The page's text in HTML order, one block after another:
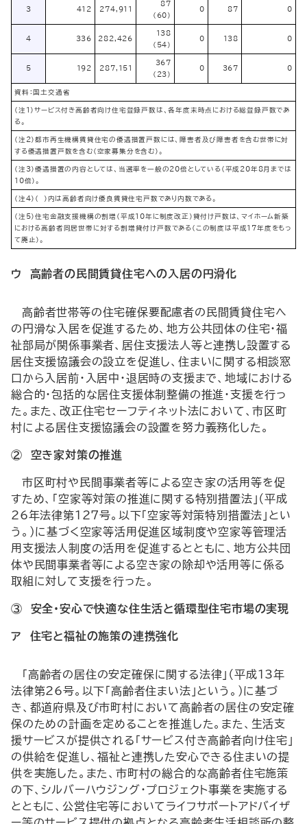
3 412 274,911
87
（60）
0 87 0
4 336 282,426
138
（54）
0 138 0
5 192 287,151
367
（23）
0 367 0
資料：国土交通省
（注1）サービス付き高齢者向け住宅登録戸数は、各年度末時点における総登録戸数であ
る。
（注2）都市再生機構賃貸住宅の優遇措置戸数には、障害者及び障害者を含む世帯に対
する優遇措置戸数を含む（空家募集分を含む）。
（注3）優遇措置の内容としては、当選率を一般の20倍としている（平成20年8月までは
10倍）。
（注4）（ ）内は高齢者向け優良賃貸住宅戸数であり内数である。
（注5）住宅金融支援機構の割増（平成10年に制度改正）貸付け戸数は、マイホーム新築
における高齢者同居世帯に対する割増貸付け戸数である（この制度は平成17年度をもっ
て廃止）。
ウ 高齢者の民間賃貸住宅への入居の円滑化
高齢者世帯等の住宅確保要配慮者の民間賃貸住宅へ
の円滑な入居を促進するため、地方公共団体の住宅・福
祉部局が関係事業者、居住支援法人等と連携し設置する
居住支援協議会の設立を促進し、住まいに関する相談窓
口から入居前・入居中・退居時の支援まで、地域における
総合的・包括的な居住支援体制整備の推進・支援を行っ
た。また、改正住宅セーフティネット法において、市区町
村による居住支援協議会の設置を努力義務化した。
② 空き家対策の推進
市区町村や民間事業者等による空き家の活用等を促
すため、「空家等対策の推進に関する特別措置法」（平成
26年法律第127号。以下「空家等対策特別措置法」とい
う。）に基づく空家等活用促進区域制度や空家等管理活
用支援法人制度の活用を促進するとともに、地方公共団
体や民間事業者等による空き家の除却や活用等に係る
取組に対して支援を行った。
③ 安全・安心で快適な住生活と循環型住宅市場の実現
ア 住宅と福祉の施策の連携強化
「高齢者の居住の安定確保に関する法律」（平成13年
法律第26号。以下「高齢者住まい法」という。）に基づ
き、都道府県及び市町村において高齢者の居住の安定確
保のための計画を定めることを推進した。また、生活支
援サービスが提供される「サービス付き高齢者向け住宅」
の供給を促進し、福祉と連携した安心できる住まいの提
供を実施した。また、市町村の総合的な高齢者住宅施策
の下、シルバーハウジング・プロジェクト事業を実施する
とともに、公営住宅等においてライフサポートアドバイザ